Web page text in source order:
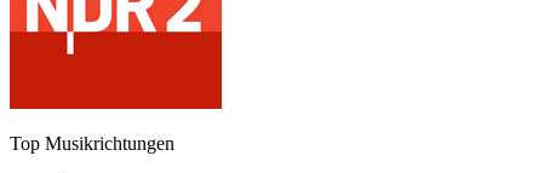
Top Musikrichtungen